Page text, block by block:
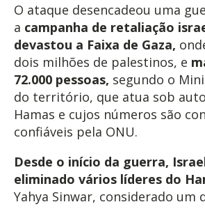
O ataque desencadeou uma
a campanha de retaliação
devastou a Faixa de Gaza,
dois milhões de palestinos, e
72.000 pessoas, segundo o
do território, que atua sob
Hamas e cujos números são
confiáveis pela ONU.
Desde o início da guerra,
eliminado vários líderes do
Yahya Sinwar, considerado um